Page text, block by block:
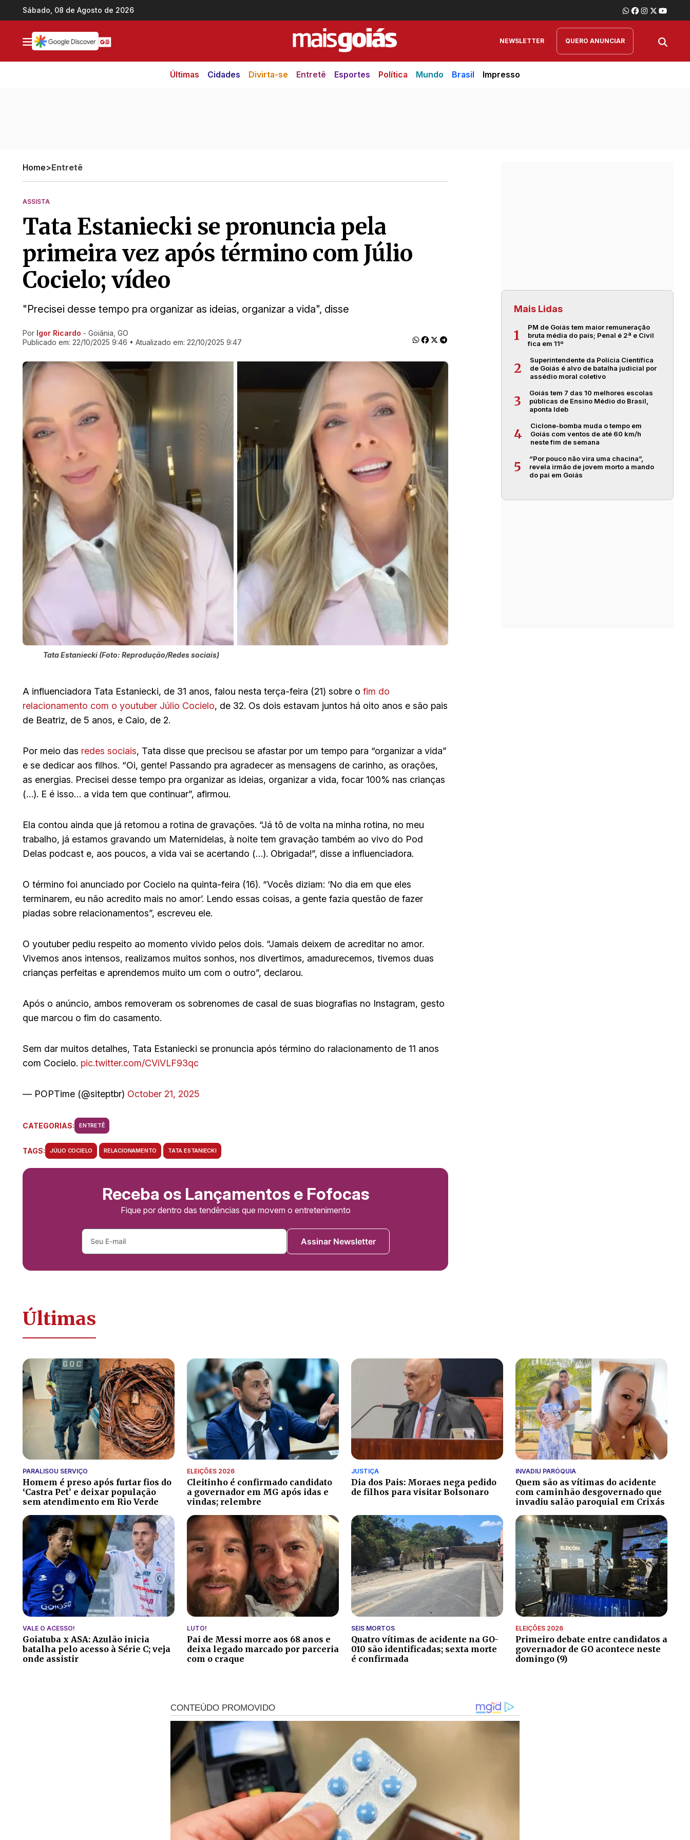
Ir direto pro conteúdo
Sábado, 08 de Agosto de 2026
NEWSLETTER QUERO ANUNCIAR
Últimas Cidades Divirta-se Entretê Esportes Política Mundo Brasil Impresso
Home>Entretê
ASSISTA
Tata Estaniecki se pronuncia pela
primeira vez após término com Júlio
Cocielo; vídeo
"Precisei desse tempo pra organizar as ideias, organizar a vida", disse
Ir direto pra matéria
Por Igor Ricardo - Goiânia, GO
Publicado em: 22/10/2025 9:46 • Atualizado em: 22/10/2025 9:47
Tata Estaniecki (Foto: Reprodução/Redes sociais)
A influenciadora Tata Estaniecki, de 31 anos, falou nesta terça-feira (21) sobre o fim do
relacionamento com o youtuber Júlio Cocielo, de 32. Os dois estavam juntos há oito anos e são pais
de Beatriz, de 5 anos, e Caio, de 2.
Por meio das redes sociais, Tata disse que precisou se afastar por um tempo para “organizar a vida”
e se dedicar aos filhos. “Oi, gente! Passando pra agradecer as mensagens de carinho, as orações,
as energias. Precisei desse tempo pra organizar as ideias, organizar a vida, focar 100% nas crianças
(…). E é isso… a vida tem que continuar”, afirmou.
Ela contou ainda que já retomou a rotina de gravações. “Já tô de volta na minha rotina, no meu
trabalho, já estamos gravando um Maternidelas, à noite tem gravação também ao vivo do Pod
Delas podcast e, aos poucos, a vida vai se acertando (…). Obrigada!”, disse a influenciadora.
O término foi anunciado por Cocielo na quinta-feira (16). “Vocês diziam: ‘No dia em que eles
terminarem, eu não acredito mais no amor’. Lendo essas coisas, a gente fazia questão de fazer
piadas sobre relacionamentos”, escreveu ele.
O youtuber pediu respeito ao momento vivido pelos dois. “Jamais deixem de acreditar no amor.
Vivemos anos intensos, realizamos muitos sonhos, nos divertimos, amadurecemos, tivemos duas
crianças perfeitas e aprendemos muito um com o outro”, declarou.
Após o anúncio, ambos removeram os sobrenomes de casal de suas biografias no Instagram, gesto
que marcou o fim do casamento.
Sem dar muitos detalhes, Tata Estaniecki se pronuncia após término do ralacionamento de 11 anos
com Cocielo. pic.twitter.com/CViVLF93qc
— POPTime (@siteptbr) October 21, 2025
CATEGORIAS: ENTRETÊ
TAGS: JÚLIO COCIELO RELACIONAMENTO TATA ESTANIECKI
Receba os Lançamentos e Fofocas
Fique por dentro das tendências que movem o entretenimento
Assinar Newsletter
Mais Lidas
1
PM de Goiás tem maior remuneração
bruta média do país; Penal é 2ª e Civil
fica em 11º
2
Superintendente da Polícia Científica
de Goiás é alvo de batalha judicial por
assédio moral coletivo
3
Goiás tem 7 das 10 melhores escolas
públicas de Ensino Médio do Brasil,
aponta Ideb
4
Ciclone-bomba muda o tempo em
Goiás com ventos de até 60 km/h
neste fim de semana
5
“Por pouco não vira uma chacina”,
revela irmão de jovem morto a mando
do pai em Goiás
Últimas
PARALISOU SERVIÇO
Homem é preso após furtar fios do
‘Castra Pet’ e deixar população
sem atendimento em Rio Verde
ELEIÇÕES 2026
Cleitinho é confirmado candidato
a governador em MG após idas e
vindas; relembre
JUSTIÇA
Dia dos Pais: Moraes nega pedido
de filhos para visitar Bolsonaro
INVADIU PARÓQUIA
Quem são as vítimas do acidente
com caminhão desgovernado que
invadiu salão paroquial em Crixás
VALE O ACESSO!
Goiatuba x ASA: Azulão inicia
batalha pelo acesso à Série C; veja
onde assistir
LUTO!
Pai de Messi morre aos 68 anos e
deixa legado marcado por parceria
com o craque
SEIS MORTOS
Quatro vítimas de acidente na GO-
010 são identificadas; sexta morte
é confirmada
ELEIÇÕES 2026
Primeiro debate entre candidatos a
governador de GO acontece neste
domingo (9)